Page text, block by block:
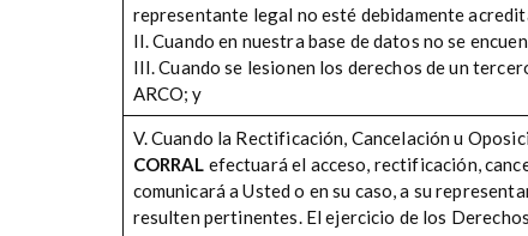
representante legal no esté debidamente
II. Cuando en nuestra base de datos no se
III. Cuando se lesionen los derechos de un
ARCO; y
V. Cuando la Rectificación, Cancelación u
CORRAL efectuará el acceso, rectificación,
comunicará a Usted o en su caso, a su
resulten pertinentes. El ejercicio de los